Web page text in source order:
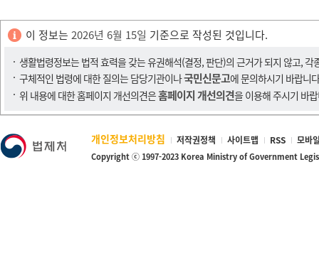
이 정보는 2026년 6월 15일 기준으로 작성된 것입니다.
생활법령정보는 법적 효력을 갖는 유권해석(결정, 판단)의 근거가 되지 않고,
구체적인 법령에 대한 질의는 담당기관이나국민신문고에 문의하시기 바랍니
위 내용에 대한 홈페이지 개선의견은홈페이지 개선의견을 이용해 주시기 바
개인정보처리방침 저작권정책 사이트맵 RSS 모바
Copyright ⓒ 1997-2023 Korea Ministry of Government